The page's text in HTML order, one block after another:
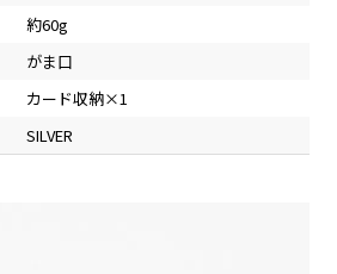
約60g
がま口
カード収納×1
SILVER